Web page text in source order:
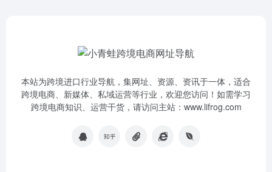
本站为跨境进口行业导航，集网址、资源、资讯于一体，适合
跨境电商、新媒体、私域运营等行业，欢迎您访问！如需学习
跨境电商知识、运营干货，请访问主站：www.lifrog.com